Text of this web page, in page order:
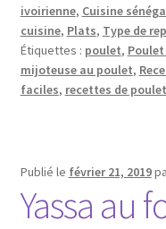
ivoirienne, Cuisine
cuisine, Plats, Type de
Étiquettes : poulet,
mijoteuse au poulet,
faciles, recettes de
Publié le février 21, 2019
Yassa au